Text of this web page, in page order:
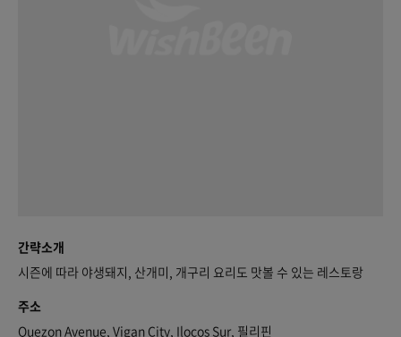
간략소개
시즌에 따라 야생돼지, 산개미, 개구리 요리도 맛볼 수 있는 레스토랑
주소
Quezon Avenue, Vigan City, Ilocos Sur, 필리핀